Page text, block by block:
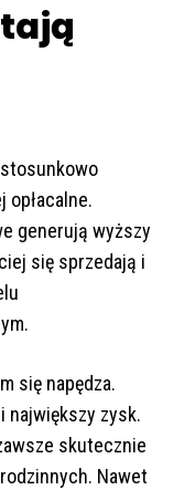
opłacalne.
generują wyższy
się sprzedają i
się napędza.
największy zysk.
skutecznie
Nawet